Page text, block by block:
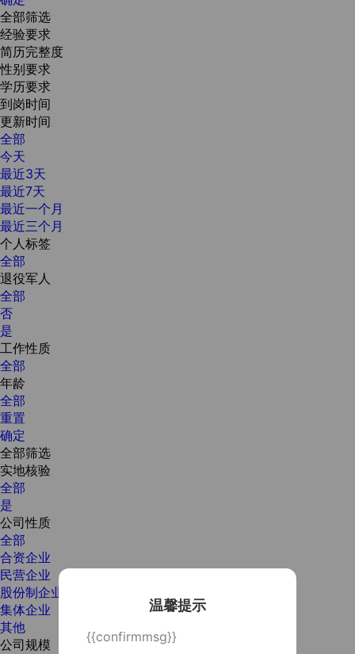
温馨提示
{{confirmmsg}}
全部筛选
经验要求
简历完整度
性别要求
学历要求
到岗时间
更新时间
全部
今天
最近3天
最近7天
最近一个月
最近三个月
个人标签
全部
退役军人
全部
否
是
工作性质
全部
年龄
全部
重置
确定
全部筛选
实地核验
全部
是
公司性质
全部
合资企业
民营企业
股份制企业
集体企业
其他
公司规模